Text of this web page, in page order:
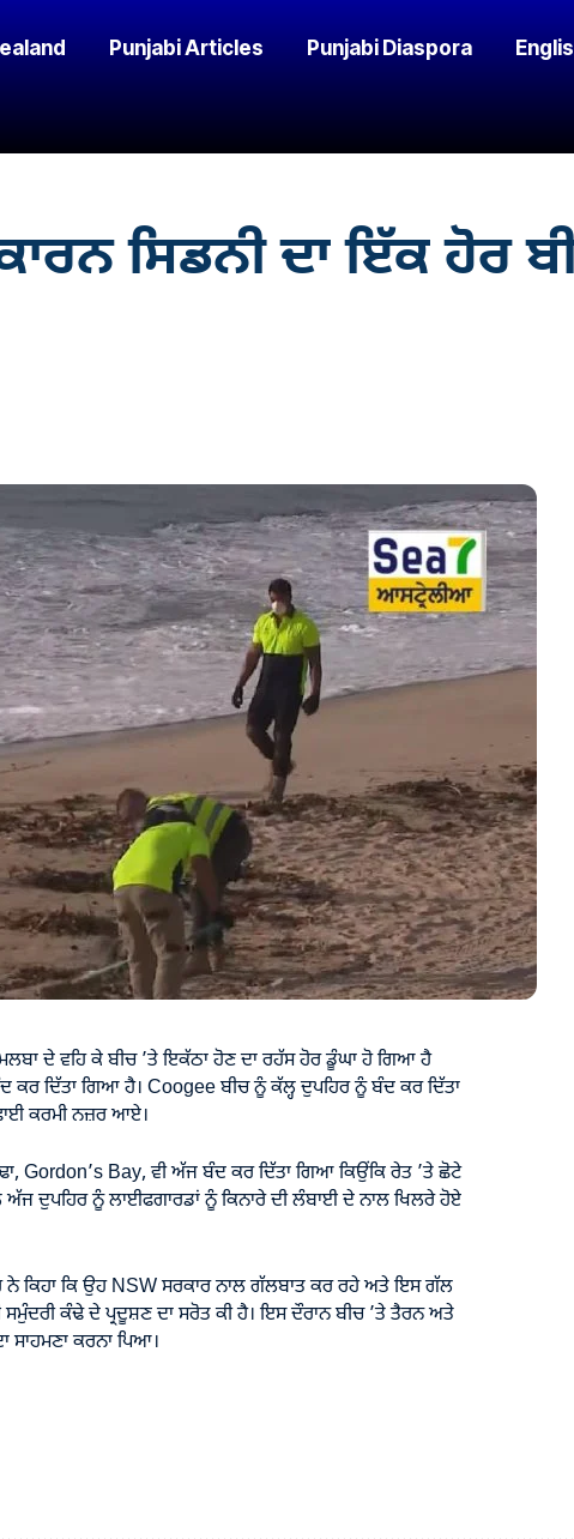
Punjabi Articles Punjabi Diaspora
ਸਿਡਨੀ ਦਾ ਇੱਕ ਹੋਰ
ਦੇ ਵਹਿ ਕੇ ਬੀਚ ’ਤੇ ਇਕੱਠਾ ਹੋਣ ਦਾ ਰਹੱਸ ਹੋਰ ਡੂੰਘਾ ਹੋ ਗਿਆ ਹੈ
ਕਰ ਦਿੱਤਾ ਗਿਆ ਹੈ। Coogee ਬੀਚ ਨੂੰ ਕੱਲ੍ਹ ਦੁਪਹਿਰ ਨੂੰ ਬੰਦ ਕਰ ਦਿੱਤਾ
ਕਰਮੀ ਨਜ਼ਰ ਆਏ।
Gordon’s Bay, ਵੀ ਅੱਜ ਬੰਦ ਕਰ ਦਿੱਤਾ ਗਿਆ ਕਿਉਂਕਿ ਰੇਤ ’ਤੇ ਛੋਟੇ
ਦੁਪਹਿਰ ਨੂੰ ਲਾਈਫਗਾਰਡਾਂ ਨੂੰ ਕਿਨਾਰੇ ਦੀ ਲੰਬਾਈ ਦੇ ਨਾਲ ਖਿਲਰੇ ਹੋਏ
ਕਿਹਾ ਕਿ ਉਹ NSW ਸਰਕਾਰ ਨਾਲ ਗੱਲਬਾਤ ਕਰ ਰਹੇ ਅਤੇ ਇਸ ਗੱਲ
ਕੰਢੇ ਦੇ ਪ੍ਰਦੂਸ਼ਣ ਦਾ ਸਰੋਤ ਕੀ ਹੈ। ਇਸ ਦੌਰਾਨ ਬੀਚ ’ਤੇ ਤੈਰਨ ਅਤੇ
ਕਰਨਾ ਪਿਆ।